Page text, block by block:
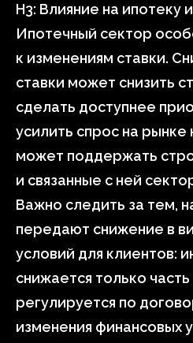
H3: Влияние на ипотеку
Ипотечный сектор
к изменениям ставки.
ставки может снизить
сделать доступнее
усилить спрос на
может поддержать
и связанные с ней
Важно следить за тем,
передают снижение в
условий для клиентов:
снижается только
регулируется по
изменения финансовых